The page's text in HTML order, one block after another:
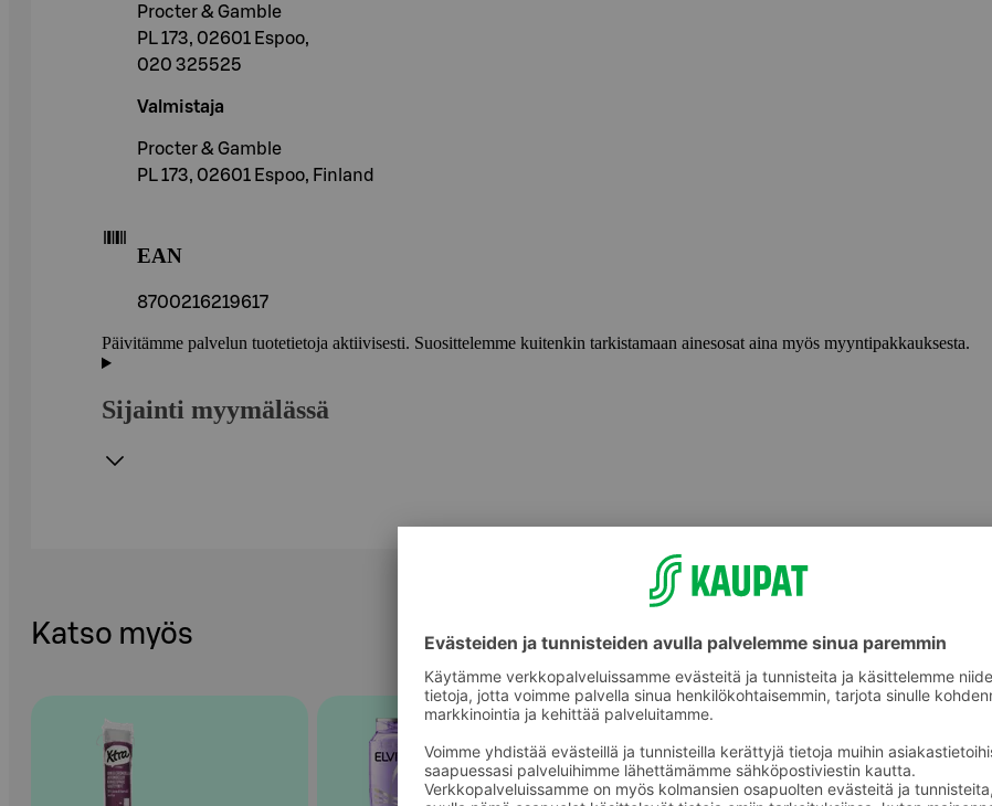
Procter & Gamble
PL 173, 02601 Espoo,
020 325525
Valmistaja
Procter & Gamble
PL 173, 02601 Espoo, Finland
EAN
8700216219617
Päivitämme palvelun tuotetietoja aktiivisesti. Suosittelemme kuitenkin tarkistamaan ainesosat aina myös myyntipakkauksesta.
Sijainti myymälässä
Katso myös